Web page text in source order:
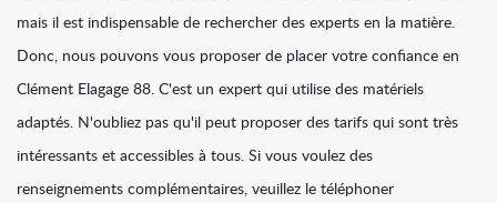
mais il est indispensable de rechercher des experts en la matière.
Donc, nous pouvons vous proposer de placer votre confiance en
Clément Elagage 88. C'est un expert qui utilise des matériels
adaptés. N'oubliez pas qu'il peut proposer des tarifs qui sont très
intéressants et accessibles à tous. Si vous voulez des
renseignements complémentaires, veuillez le téléphoner